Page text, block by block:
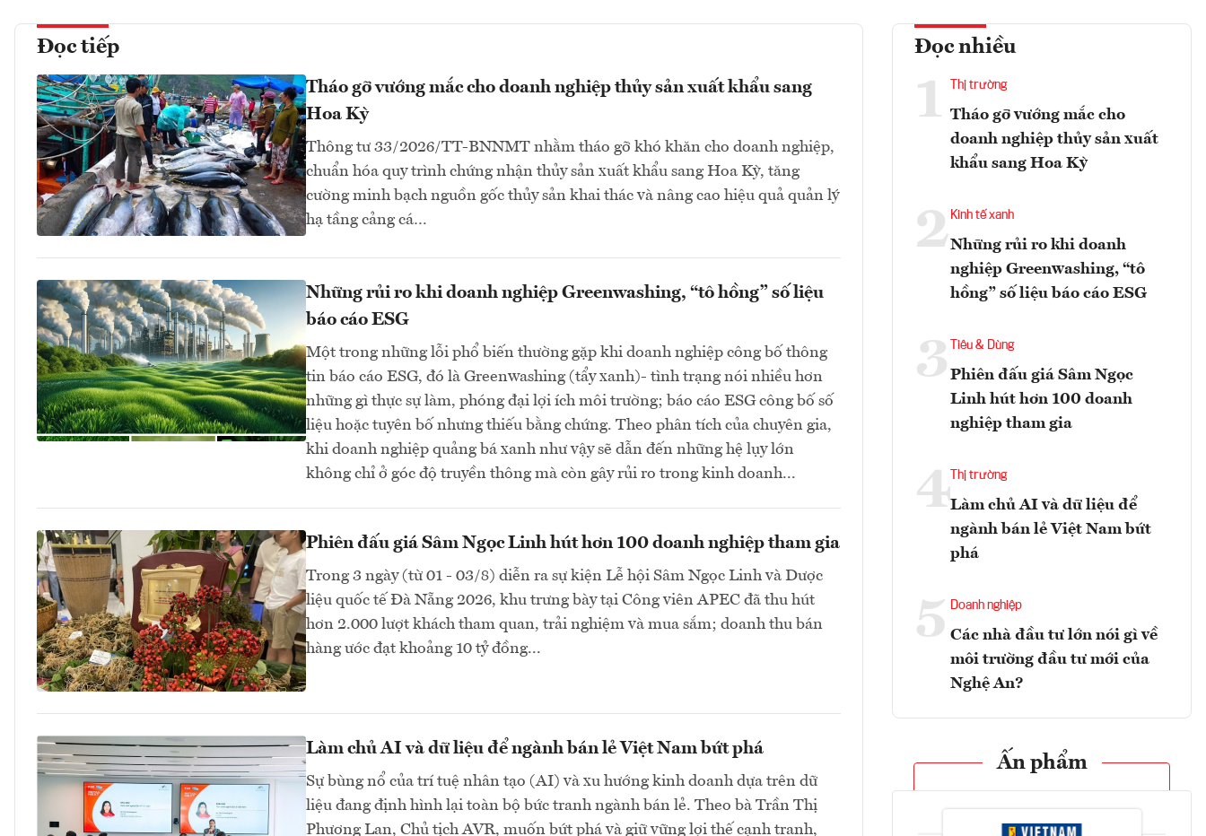
Đọc tiếp
Tháo gỡ vướng mắc cho doanh nghiệp thủy sản xuất khẩu sang
Hoa Kỳ
Thông tư 33/2026/TT-BNNMT nhằm tháo gỡ khó khăn cho doanh nghiệp,
chuẩn hóa quy trình chứng nhận thủy sản xuất khẩu sang Hoa Kỳ, tăng
cường minh bạch nguồn gốc thủy sản khai thác và nâng cao hiệu quả quản lý
hạ tầng cảng cá…
Những rủi ro khi doanh nghiệp Greenwashing, “tô hồng” số liệu
báo cáo ESG
Một trong những lỗi phổ biến thường gặp khi doanh nghiệp công bố thông
tin báo cáo ESG, đó là Greenwashing (tẩy xanh)- tình trạng nói nhiều hơn
những gì thực sự làm, phóng đại lợi ích môi trường; báo cáo ESG công bố số
liệu hoặc tuyên bố nhưng thiếu bằng chứng. Theo phân tích của chuyên gia,
khi doanh nghiệp quảng bá xanh như vậy sẽ dẫn đến những hệ lụy lớn
không chỉ ở góc độ truyền thông mà còn gây rủi ro trong kinh doanh...
Phiên đấu giá Sâm Ngọc Linh hút hơn 100 doanh nghiệp tham gia
Trong 3 ngày (từ 01 - 03/8) diễn ra sự kiện Lễ hội Sâm Ngọc Linh và Dược
liệu quốc tế Đà Nẵng 2026, khu trưng bày tại Công viên APEC đã thu hút
hơn 2.000 lượt khách tham quan, trải nghiệm và mua sắm; doanh thu bán
hàng ước đạt khoảng 10 tỷ đồng...
Làm chủ AI và dữ liệu để ngành bán lẻ Việt Nam bứt phá
Sự bùng nổ của trí tuệ nhân tạo (AI) và xu hướng kinh doanh dựa trên dữ
liệu đang định hình lại toàn bộ bức tranh ngành bán lẻ. Theo bà Trần Thị
Phương Lan, Chủ tịch AVR, muốn bứt phá và giữ vững lợi thế cạnh tranh,
Đọc nhiều
1 Thị trường
Tháo gỡ vướng mắc cho
doanh nghiệp thủy sản xuất
khẩu sang Hoa Kỳ
2Kinh tế xanh
Những rủi ro khi doanh
nghiệp Greenwashing, “tô
hồng” số liệu báo cáo ESG
3 Tiêu & Dùng
Phiên đấu giá Sâm Ngọc
Linh hút hơn 100 doanh
nghiệp tham gia
4 Thị trường
Làm chủ AI và dữ liệu để
ngành bán lẻ Việt Nam bứt
phá
5 Doanh nghiệp
Các nhà đầu tư lớn nói gì về
môi trường đầu tư mới của
Nghệ An?
Ấn phẩm